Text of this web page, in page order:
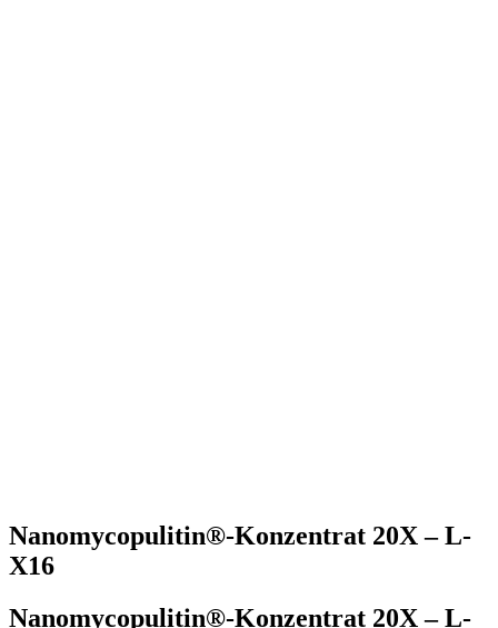
Nanomycopulitin®-Konzentrat 20X – L-
X16
Nanomycopulitin®-Konzentrat 20X – L-